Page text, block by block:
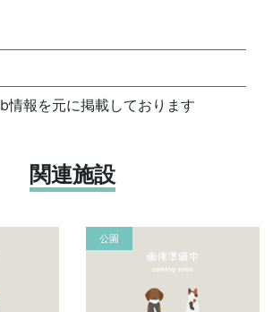
情報を元に掲載しております
関連施設
公園